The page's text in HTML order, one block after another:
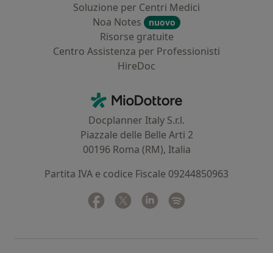
Soluzione per Centri Medici
Noa Notes
nuovo
Risorse gratuite
Centro Assistenza per Professionisti
HireDoc
MioDottore - Homepage
Docplanner Italy S.r.l.
Piazzale delle Belle Arti 2
00196 Roma (RM), Italia
Partita IVA e codice Fiscale 09244850963
Facebook
si apre in una nuova scheda
Twitter
si apre in una nuova scheda
Linkedin
si apre in una nuova